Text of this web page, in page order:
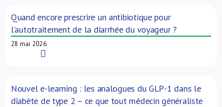
Quand encore prescrire un antibiotique pour
l’autotraitement de la diarrhée du voyageur ?
28 mai 2026
Nouvel e-learning : les analogues du GLP-1 dans le
diabète de type 2 – ce que tout médecin généraliste